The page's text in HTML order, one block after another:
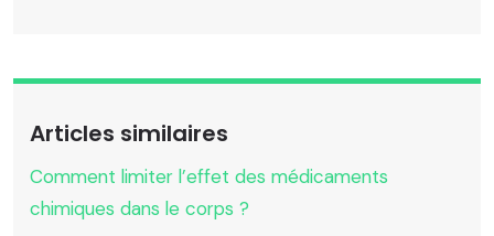
Articles similaires
Comment limiter l’effet des médicaments
chimiques dans le corps ?